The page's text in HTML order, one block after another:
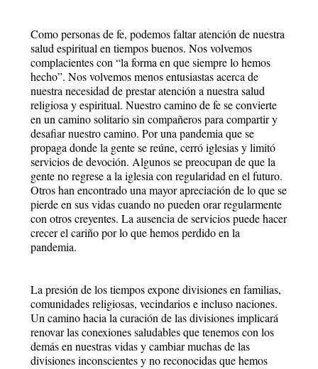
Como personas de fe, podemos faltar atención de nuestra
salud espiritual en tiempos buenos. Nos volvemos
complacientes con “la forma en que siempre lo hemos
hecho”. Nos volvemos menos entusiastas acerca de
nuestra necesidad de prestar atención a nuestra salud
religiosa y espiritual. Nuestro camino de fe se convierte
en un camino solitario sin compañeros para compartir y
desafiar nuestro camino. Por una pandemia que se
propaga donde la gente se reúne, cerró iglesias y limitó
servicios de devoción. Algunos se preocupan de que la
gente no regrese a la iglesia con regularidad en el futuro.
Otros han encontrado una mayor apreciación de lo que se
pierde en sus vidas cuando no pueden orar regularmente
con otros creyentes. La ausencia de servicios puede hacer
crecer el cariño por lo que hemos perdido en la
pandemia.
La presión de los tiempos expone divisiones en familias,
comunidades religiosas, vecindarios e incluso naciones.
Un camino hacia la curación de las divisiones implicará
renovar las conexiones saludables que tenemos con los
demás en nuestras vidas y cambiar muchas de las
divisiones inconscientes y no reconocidas que hemos